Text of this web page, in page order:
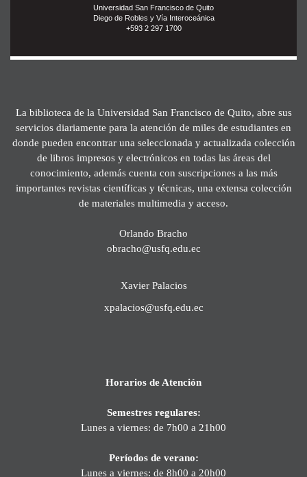
Universidad San Francisco de Quito
Diego de Robles y Vía Interoceánica
+593 2 297 1700
La biblioteca de la Universidad San Francisco de Quito, abre sus
servicios diariamente para la atención de miles de estudiantes en
donde pueden encontrar una seleccionada y actualizada colección
de libros impresos y electrónicos en todas las áreas del
conocimiento, además cuenta con suscripciones a las más
importantes revistas científicas y técnicas, una extensa colección
de materiales multimedia y acceso.
Orlando Bracho
obracho@usfq.edu.ec
Xavier Palacios
xpalacios@usfq.edu.ec
Horarios de Atención
Semestres regulares:
Lunes a viernes: de 7h00 a 21h00
Períodos de verano:
Lunes a viernes: de 8h00 a 20h00